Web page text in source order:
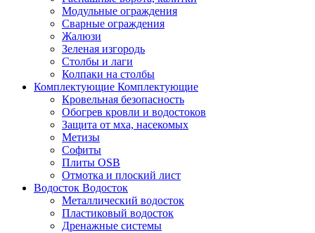
Модульные ограждения
Сварные ограждения
Жалюзи
Зеленая изгородь
Столбы и лаги
Колпаки на столбы
Комплектующие Комплектующие
Кровельная безопасность
Обогрев кровли и водостоков
Защита от мха, насекомых
Метизы
Софиты
Плиты OSB
Отмотка и плоский лист
Водосток Водосток
Металлический водосток
Пластиковый водосток
Дренажные системы